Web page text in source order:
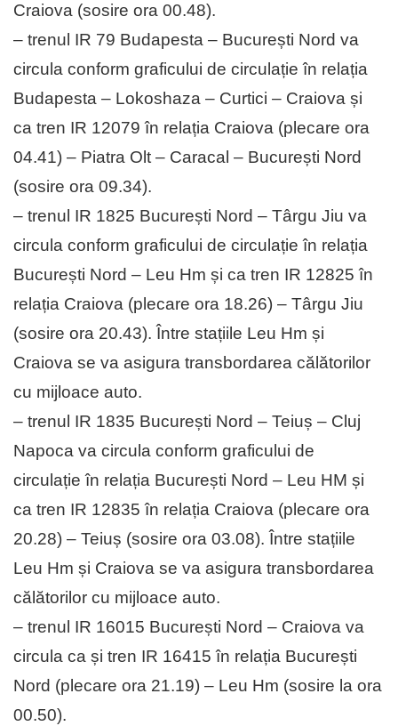
Craiova (sosire ora 00.48).
– trenul IR 79 Budapesta – București Nord va
circula conform graficului de circulație în relația
Budapesta – Lokoshaza – Curtici – Craiova și
ca tren IR 12079 în relația Craiova (plecare ora
04.41) – Piatra Olt – Caracal – București Nord
(sosire ora 09.34).
– trenul IR 1825 București Nord – Târgu Jiu va
circula conform graficului de circulație în relația
București Nord – Leu Hm și ca tren IR 12825 în
relația Craiova (plecare ora 18.26) – Târgu Jiu
(sosire ora 20.43). Între stațiile Leu Hm și
Craiova se va asigura transbordarea călătorilor
cu mijloace auto.
– trenul IR 1835 București Nord – Teiuș – Cluj
Napoca va circula conform graficului de
circulație în relația București Nord – Leu HM și
ca tren IR 12835 în relația Craiova (plecare ora
20.28) – Teiuș (sosire ora 03.08). Între stațiile
Leu Hm și Craiova se va asigura transbordarea
călătorilor cu mijloace auto.
– trenul IR 16015 București Nord – Craiova va
circula ca și tren IR 16415 în relația București
Nord (plecare ora 21.19) – Leu Hm (sosire la ora
00.50).